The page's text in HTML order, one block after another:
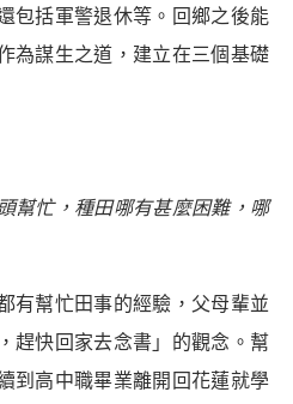
包括軍警退休等。回鄉之後能
為謀生之道，建立在三個基礎
幫忙，種田哪有甚麼困難，哪
有幫忙田事的經驗，父母輩並
趕快回家去念書」的觀念。幫
到高中職畢業離開回花蓮就學